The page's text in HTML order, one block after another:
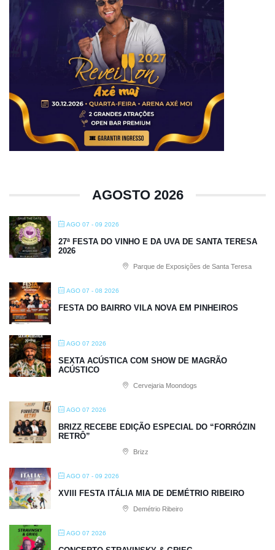
AGOSTO 2026
AGO 07 - 09 2026
27ª FESTA DO VINHO E DA UVA DE SANTA TERESA
2026
Parque de Exposições de Santa Teresa
AGO 07 - 08 2026
FESTA DO BAIRRO VILA NOVA EM PINHEIROS
AGO 07 2026
SEXTA ACÚSTICA COM SHOW DE MAGRÃO
ACÚSTICO
Cervejaria Moondogs
AGO 07 2026
BRIZZ RECEBE EDIÇÃO ESPECIAL DO “FORRÓZIN
RETRÔ”
Brizz
AGO 07 - 09 2026
XVIII FESTA ITÁLIA MIA DE DEMÉTRIO RIBEIRO
Demétrio Ribeiro
AGO 07 2026